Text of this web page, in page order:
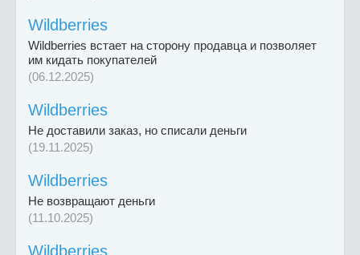
Wildberries
Wildberries встает на сторону продавца и позволяет
им кидать покупателей
(06.12.2025)
Wildberries
Не доставили заказ, но списали деньги
(19.11.2025)
Wildberries
Не возвращают деньги
(11.10.2025)
Wildberries